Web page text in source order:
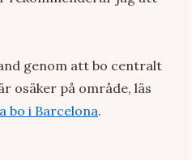
genom att bo centralt
osäker på område, läs
bo i Barcelona.